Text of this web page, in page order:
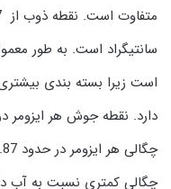
سانتیگراد است. به طور
است زیرا بسته بندی بیشتری
چگالی کمتری نسبت به آب